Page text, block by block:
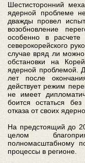
Шестисторонний
ядерной проблеме
дважды провел
возобновление
особенно в расчете
северокорейского
случае вряд ли можно
обстановки на
ядерной проблемой.
лет после
действует режим
не имеет
боится остаться
отказа от своих
На предстоящий до
целом
полномасштабному
процессы в регионе.